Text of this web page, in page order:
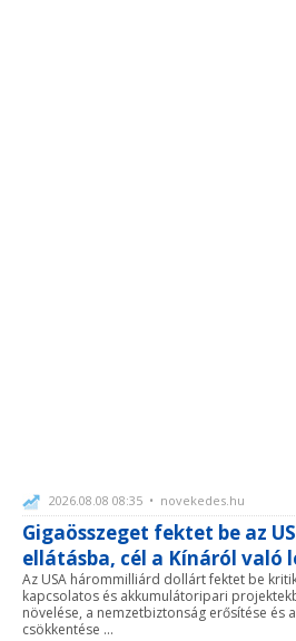
2026.08.08 08:35 • novekedes.hu
Gigaösszeget fektet be az
ellátásba, cél a Kínáról való
Az USA hárommilliárd dollárt fektet be
kapcsolatos és akkumulátoripari
növelése, a nemzetbiztonság erősítése és
csökkentése ...